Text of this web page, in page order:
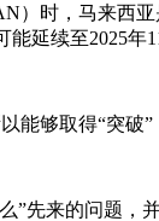
）时，马来西
延续至2025年
能够取得“突
”先来的问题